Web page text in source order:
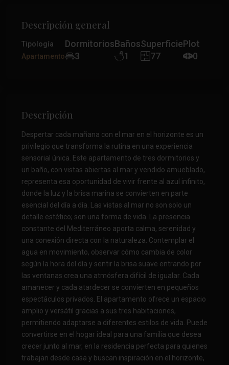
Descripción general
Tipología
Apartamento
Dormitorios
3
Baños
1
Superficie
77
Plot
0
Descripción
Despertar cada mañana con el mar en el horizonte es un
privilegio que transforma la rutina en una experiencia
sensorial única. Este apartamento de tres dormitorios y
un baño, con vistas abiertas al mar y vendido amueblado,
representa esa oportunidad de vivir frente al azul infinito,
donde la luz y la brisa marina se convierten en parte
esencial del día a día. Las vistas al mar no son solo un
detalle estético; son una forma de vida. La presencia
constante del Mediterráneo aporta calma, serenidad y
una conexión directa con la naturaleza. Contemplar el
agua en movimiento, observar cómo cambia de color
según la hora del día y sentir la brisa suave entrando por
las ventanas crea una atmósfera difícil de igualar. Cada
amanecer y cada atardecer se convierten en pequeños
espectáculos privados. El apartamento ofrece un espacio
amplio y versátil gracias a sus tres habitaciones,
permitiendo adaptarse a diferentes estilos de vida. Puede
convertirse en el hogar ideal para una familia que desea
crecer junto al mar, en la residencia perfecta para quienes
trabajan desde casa y buscan inspiración en el horizonte,